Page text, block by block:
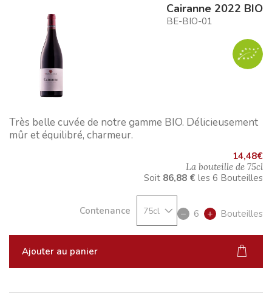
Cairanne 2022 BIO
BE-BIO-01
Très belle cuvée de notre gamme BIO. Délicieusement
mûr et équilibré, charmeur.
14,48€
La bouteille de 75cl
Soit 86,88 € les 6 Bouteilles
Contenance 6 Bouteilles
Ajouter au panier